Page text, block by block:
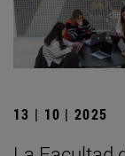
13 | 10 | 2025